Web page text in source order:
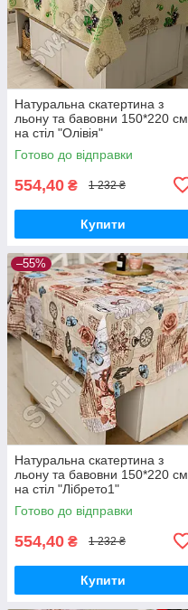
Натуральна скатертина з
льону та бавовни 150*220 см
на стіл "Олівія"
Готово до відправки
554,40 ₴ 1 232 ₴
Купити
–55%
Натуральна скатертина з
льону та бавовни 150*220 см
на стіл "Лібрето1"
Готово до відправки
554,40 ₴ 1 232 ₴
Купити